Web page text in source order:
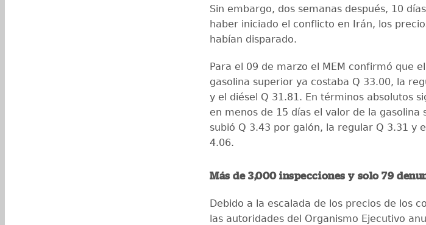
Sin embargo, dos semanas después, 10
haber iniciado el conflicto en Irán, los
habían disparado.
Para el 09 de marzo el MEM confirmó que
gasolina superior ya costaba Q 33.00, la
y el diésel Q 31.81. En términos absolutos
en menos de 15 días el valor de la gasolina
subió Q 3.43 por galón, la regular Q 3.31 y
4.06.
Más de 3,000 inspecciones y solo 79
Debido a la escalada de los precios de los
las autoridades del Organismo Ejecutivo